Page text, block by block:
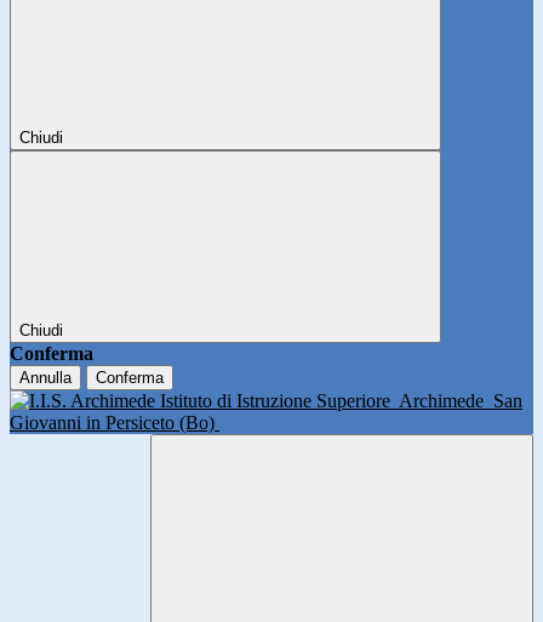
Chiudi
Chiudi
Conferma
Annulla Conferma
Istituto di Istruzione Superiore Archimede San
Giovanni in Persiceto (Bo)